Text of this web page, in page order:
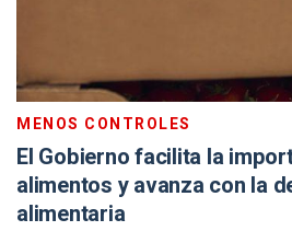
MENOS CONTROLES
El Gobierno facilita la
alimentos y avanza con la
alimentaria